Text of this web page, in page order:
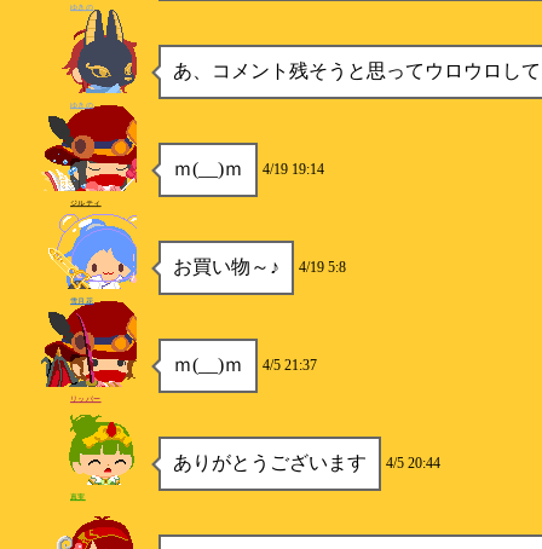
ゆきの
あ、コメント残そうと思ってウロウロし
ゆきの
ｍ(__)ｍ 4/19 19:14
ジルティ
お買い物～♪ 4/19 5:8
雪月花
ｍ(__)ｍ 4/5 21:37
リッパー
ありがとうございます 4/5 20:44
真実